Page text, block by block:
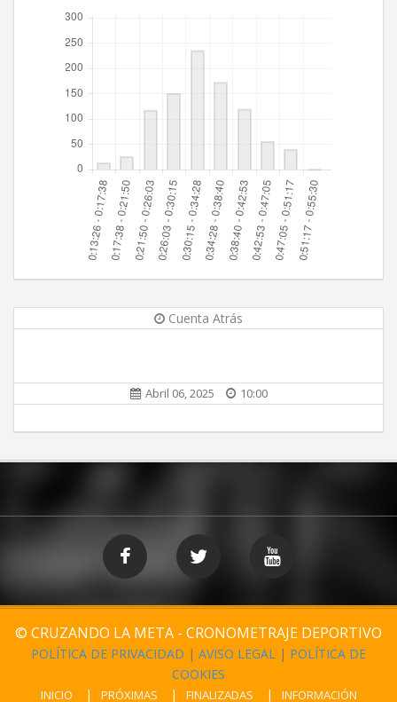
Cuenta Atrás
Abril 06, 2025 10:00
© CRUZANDO LA META - CRONOMETRAJE DEPORTIVO
POLÍTICA DE PRIVACIDAD | AVISO LEGAL | POLÍTICA DE
COOKIES
INICIO PRÓXIMAS FINALIZADAS INFORMACIÓN